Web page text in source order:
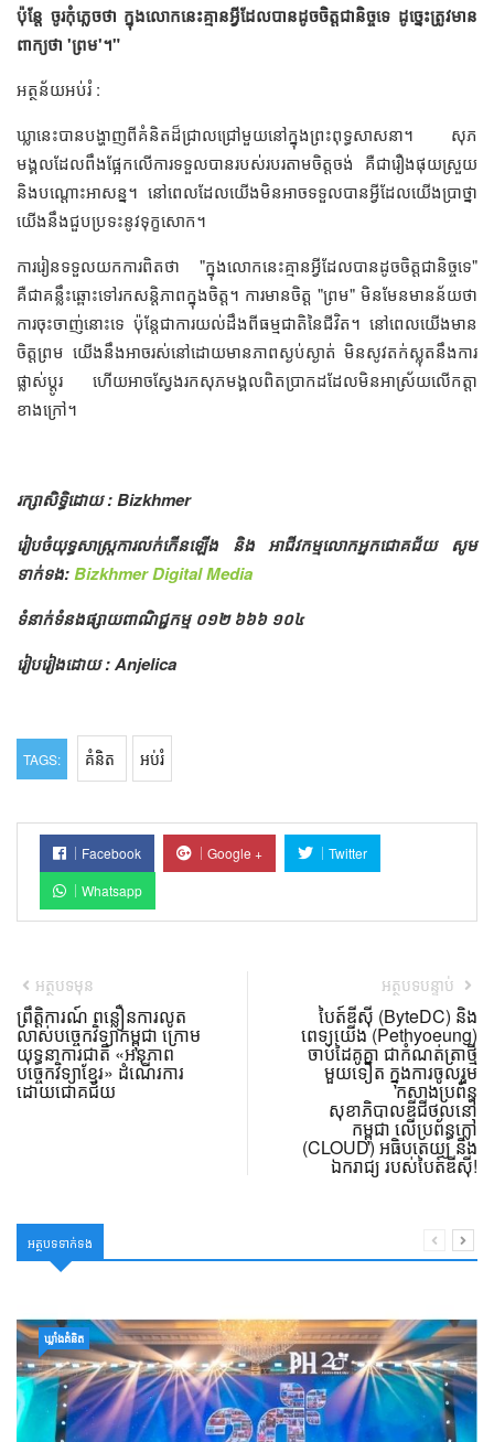
ប៉ុន្តែ ចូរកុំភ្លេចថា ក្នុងលោកនេះគ្មានអ្វីដែលបានដូចចិត្តជានិច្ចទេ ដូច្នេះត្រូវមាន
ពាក្យថា 'ព្រម'។"
អត្ថន័យអប់រំ :
ឃ្លានេះបានបង្ហាញពីគំនិតដ៏ជ្រាលជ្រៅមួយនៅក្នុងព្រះពុទ្ធសាសនា។ សុភ
មង្គលដែលពឹងផ្អែកលើការទទួលបានរបស់របរតាមចិត្តចង់ គឺជារឿងផុយស្រួយ
និងបណ្តោះអាសន្ន។ នៅពេលដែលយើងមិនអាចទទួលបានអ្វីដែលយើងប្រាថ្នា
យើងនឹងជួបប្រទះនូវទុក្ខសោក។
ការរៀនទទួលយកការពិតថា "ក្នុងលោកនេះគ្មានអ្វីដែលបានដូចចិត្តជានិច្ចទេ"
គឺជាគន្លឹះឆ្ពោះទៅរកសន្តិភាពក្នុងចិត្ត។ ការមានចិត្ត "ព្រម" មិនមែនមានន័យថា
ការចុះចាញ់នោះទេ ប៉ុន្តែជាការយល់ដឹងពីធម្មជាតិនៃជីវិត។ នៅពេលយើងមាន
ចិត្តព្រម យើងនឹងអាចរស់នៅដោយមានភាពស្ងប់ស្ងាត់ មិនសូវតក់ស្លុតនឹងការ
ផ្លាស់ប្តូរ ហើយអាចស្វែងរកសុភមង្គលពិតប្រាកដដែលមិនអាស្រ័យលើកត្តា
ខាងក្រៅ។
រក្សាសិទ្ធិដោយ : Bizkhmer
រៀបចំយុទ្ធសាស្រ្តការលក់កើនឡើង និង អាជីវកម្មលោកអ្នកជោគជ័យ សូម
ទាក់ទង:Bizkhmer Digital Media
ទំនាក់ទំនងផ្សាយពាណិជ្ជកម្ម ០១២ ៦៦៦ ១០៤
រៀបរៀងដោយ : Anjelica
TAGS: គំនិត អប់រំ
Facebook Google +
Twitter
Whatsapp
អត្ថបទមុន
ព្រឹត្តិការណ៍ ពន្លឿនការលូត
លាស់បច្ចេកវិទ្យាកម្ពុជា ក្រោម
យុទ្ធនាការជាតិ «អនុភាព
បច្ចេកវិទ្យាខ្មែរ» ដំណើរការ
ដោយជោគជ័យ
អត្ថបទបន្ទាប់
បៃត៍ឌីស៊ី (ByteDC) និង
ពេទ្យយើង (Pethyoeung)
ចាប់ដៃគូគ្នា ជាកំណត់ត្រាថ្មី
មួយទៀត ក្នុងការចូលរួម
កសាងប្រព័ន្ធ
សុខាភិបាលឌីជីថល​នៅ
កម្ពុជា លើប្រព័ន្ធក្លៅ
(CLOUD) អធិបតេយ្យ និង
ឯករាជ្យ របស់បៃត៍ឌីស៊ី!
អត្ថបទទាក់ទង
ឃ្លាំង​គំនិត